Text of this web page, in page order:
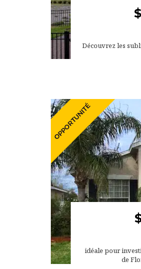
Découvrez les
idéale pour
de